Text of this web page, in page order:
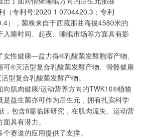
（专利号:2020 1 0704420.3；专利
），菌株来自于西藏那曲海拔4580米的
入睡时间、起夜、睡眠市场等方面具有影
女性健康—盆力得®乳酸菌发酵胞溶产物、
®灭活型复合乳酸菌发酵产物、骨骼健康
型复合乳酸菌发酵产物。
向肌肉健康/运动营养方向的TWK10®植物
是益生菌亦可作为后生元，拥有扎实科学
，包含8篇临床研究，在肌肉流失、运动营
具有潜力。
赛道的应用提供了支撑。